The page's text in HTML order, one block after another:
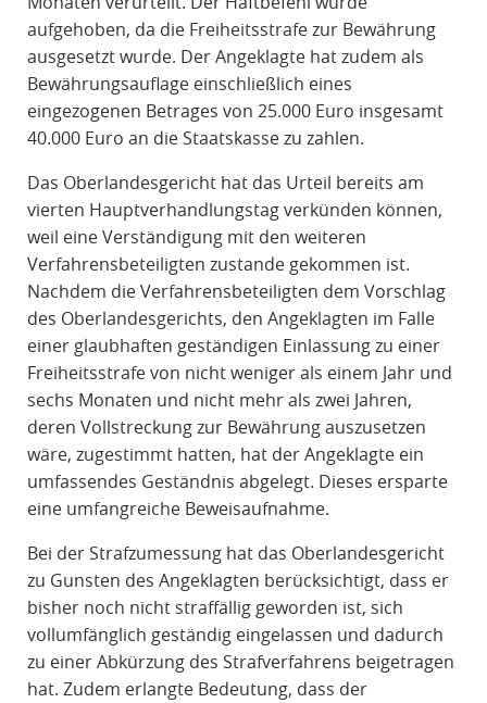
aufgehoben, da die Freiheitsstrafe zur Bewährung
ausgesetzt wurde. Der Angeklagte hat zudem als
Bewährungsauflage einschließlich eines
eingezogenen Betrages von 25.000 Euro insgesamt
40.000 Euro an die Staatskasse zu zahlen.
Das Oberlandesgericht hat das Urteil bereits am
vierten Hauptverhandlungstag verkünden können,
weil eine Verständigung mit den weiteren
Verfahrensbeteiligten zustande gekommen ist.
Nachdem die Verfahrensbeteiligten dem Vorschlag
des Oberlandesgerichts, den Angeklagten im Falle
einer glaubhaften geständigen Einlassung zu einer
Freiheitsstrafe von nicht weniger als einem Jahr und
sechs Monaten und nicht mehr als zwei Jahren,
deren Vollstreckung zur Bewährung auszusetzen
wäre, zugestimmt hatten, hat der Angeklagte ein
umfassendes Geständnis abgelegt. Dieses ersparte
eine umfangreiche Beweisaufnahme.
Bei der Strafzumessung hat das Oberlandesgericht
zu Gunsten des Angeklagten berücksichtigt, dass er
bisher noch nicht straffällig geworden ist, sich
vollumfänglich geständig eingelassen und dadurch
zu einer Abkürzung des Strafverfahrens beigetragen
hat. Zudem erlangte Bedeutung, dass der